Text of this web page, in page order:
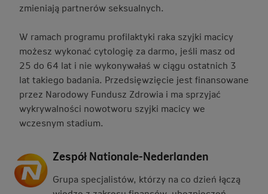
zmieniają partnerów seksualnych.
W ramach programu profilaktyki raka szyjki macicy
możesz wykonać cytologię za darmo, jeśli masz od
25 do 64 lat i nie wykonywałaś w ciągu ostatnich 3
lat takiego badania. Przedsięwzięcie jest finansowane
przez Narodowy Fundusz Zdrowia i ma sprzyjać
wykrywalności nowotworu szyjki macicy we
wczesnym stadium.
Zespół Nationale-Nederlanden
Grupa specjalistów, którzy na co dzień łączą